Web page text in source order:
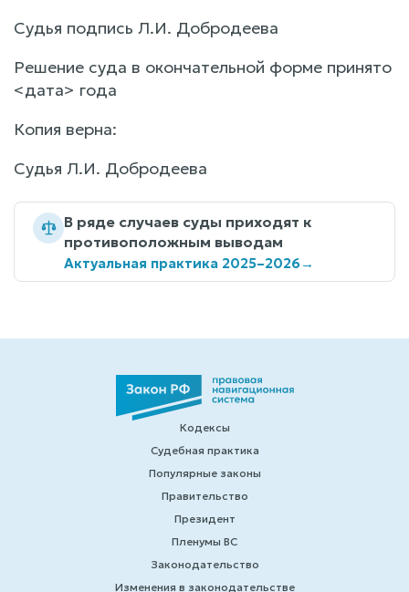
Судья подпись Л.И. Добродеева
Решение суда в окончательной форме принято
<дата> года
Копия верна:
Судья Л.И. Добродеева
В ряде случаев суды приходят к
противоположным выводам
Актуальная практика 2025–2026→
Кодексы
Судебная практика
Популярные законы
Правительство
Президент
Пленумы ВС
Законодательство
Изменения в законодательстве